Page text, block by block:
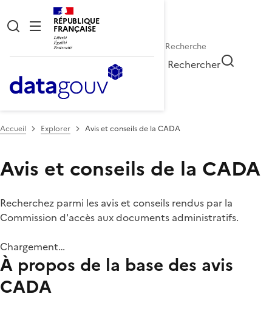
RÉPUBLIQUE
FRANÇAISE
Rechercher
Accueil Explorer Avis et conseils de la CADA
Avis et conseils de la CADA
Recherchez parmi les avis et conseils rendus par la
Commission d'accès aux documents administratifs.
Chargement…
À propos de la base des avis
CADA